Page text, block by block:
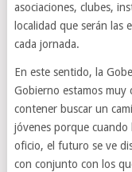
asociaciones, clubes,
localidad que serán las
cada jornada.
En este sentido, la
Gobierno estamos muy
contener buscar un
jóvenes porque
oficio, el futuro se ve
con conjunto con los